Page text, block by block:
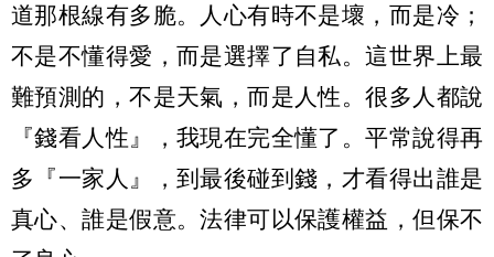
道那根線有多脆。人心有時不是壞，而是冷；
不是不懂得愛，而是選擇了自私。這世界上最
難預測的，不是天氣，而是人性。很多人都說
『錢看人性』，我現在完全懂了。平常說得再
多『一家人』，到最後碰到錢，才看得出誰是
真心、誰是假意。法律可以保護權益，但保不